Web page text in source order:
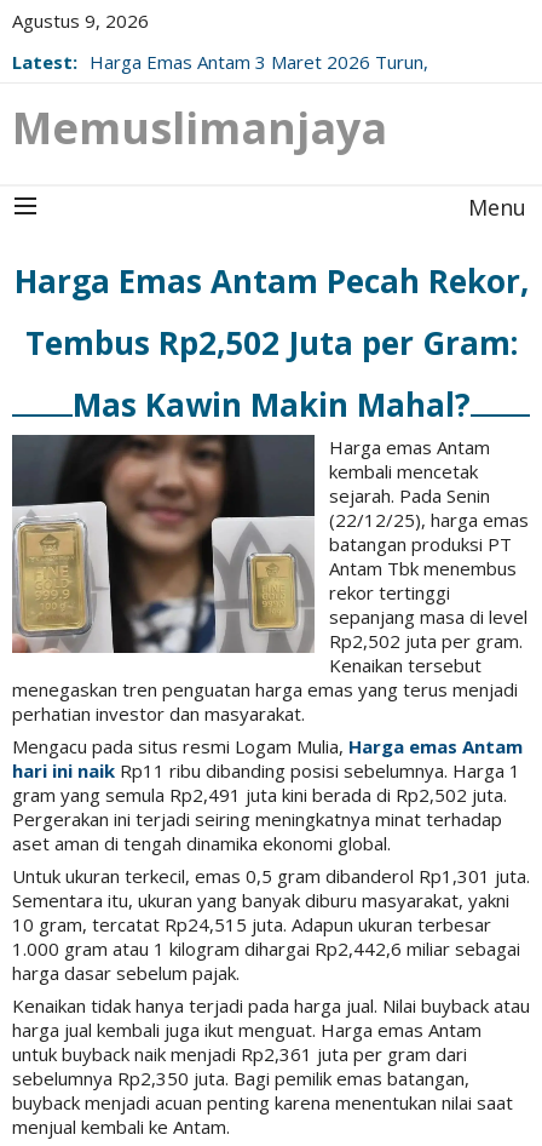
Agustus 9, 2026
Latest: Harga Emas Antam 3 Maret 2026 Turun,
Memuslimanjaya
Menu
Harga Emas Antam Pecah Rekor,
Tembus Rp2,502 Juta per Gram:
Mas Kawin Makin Mahal?
Harga emas Antam
kembali mencetak
sejarah. Pada Senin
(22/12/25), harga emas
batangan produksi PT
Antam Tbk menembus
rekor tertinggi
sepanjang masa di level
Rp2,502 juta per gram.
Kenaikan tersebut
menegaskan tren penguatan harga emas yang terus menjadi
perhatian investor dan masyarakat.
Mengacu pada situs resmi Logam Mulia, Harga emas Antam
hari ini naik Rp11 ribu dibanding posisi sebelumnya. Harga 1
gram yang semula Rp2,491 juta kini berada di Rp2,502 juta.
Pergerakan ini terjadi seiring meningkatnya minat terhadap
aset aman di tengah dinamika ekonomi global.
Untuk ukuran terkecil, emas 0,5 gram dibanderol Rp1,301 juta.
Sementara itu, ukuran yang banyak diburu masyarakat, yakni
10 gram, tercatat Rp24,515 juta. Adapun ukuran terbesar
1.000 gram atau 1 kilogram dihargai Rp2,442,6 miliar sebagai
harga dasar sebelum pajak.
Kenaikan tidak hanya terjadi pada harga jual. Nilai buyback atau
harga jual kembali juga ikut menguat. Harga emas Antam
untuk buyback naik menjadi Rp2,361 juta per gram dari
sebelumnya Rp2,350 juta. Bagi pemilik emas batangan,
buyback menjadi acuan penting karena menentukan nilai saat
menjual kembali ke Antam.